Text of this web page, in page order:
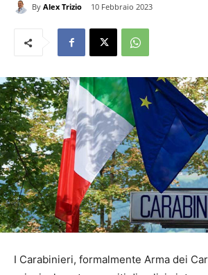
By Alex Trizio 10 Febbraio 2023
I Carabinieri, formalmente Arma dei